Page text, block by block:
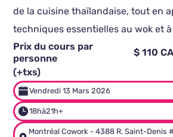
de la cuisine thaïlandaise, tout en
techniques essentielles au wok et
Prix du cours par
personne
$ 110
(+txs)
Vendredi 13 Mars 2026
18hà21h+
Montréal Cowork - 4388 R. Saint-Denis